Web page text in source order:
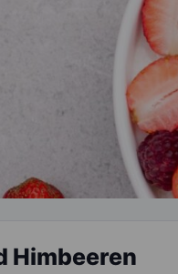
Himbeeren